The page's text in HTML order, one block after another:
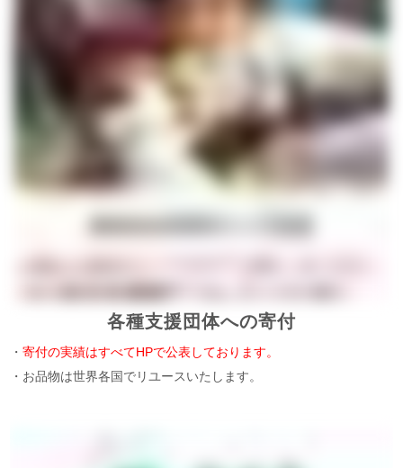
各種支援団体への寄付
・寄付の実績はすべてHPで公表しております。
・お品物は世界各国でリユースいたします。